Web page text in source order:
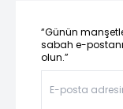
“Günün
sabah e-
olun.”